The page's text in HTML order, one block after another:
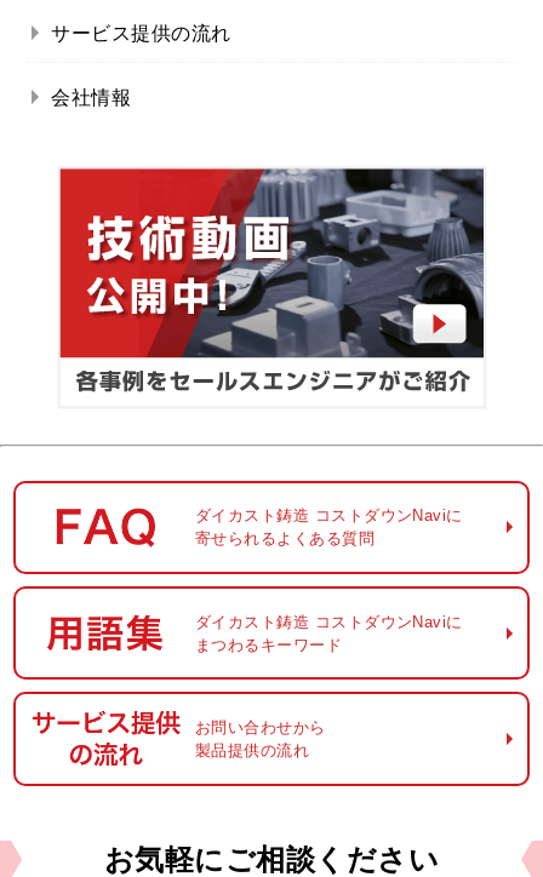
サービス提供の流れ
会社情報
ダイカスト鋳造 コストダウンNaviに
寄せられるよくある質問
ダイカスト鋳造 コストダウンNaviに
まつわるキーワード
お問い合わせから
製品提供の流れ
お気軽にご相談ください